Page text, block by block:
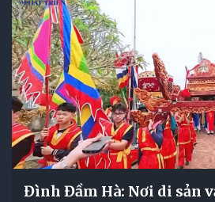
Đình Đầm Hà: Nơi di sản